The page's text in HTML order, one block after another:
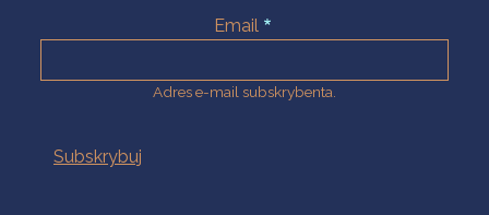
Email
Adres e-mail subskrybenta.